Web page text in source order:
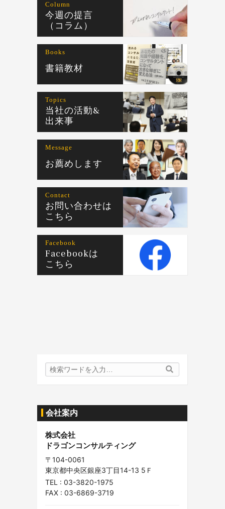
Column
今週の提言
（コラム）
Books
書籍教材
Topics
当社の活動&
出来事
Message
お薦めします
Contact
お問い合わせは
こちら
Facebook
Facebookは
こちら
検
索
会社案内
株式会社
ドラゴンコンサルティング
〒104-0061
東京都中央区銀座3丁目14-13 5Ｆ
TEL : 03-3820-1975
FAX : 03-6869-3719